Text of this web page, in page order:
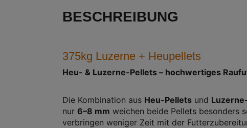
BESCHREIBUNG
375kg Luzerne + Heupellets
Heu- & Luzerne-Pellets – hochwertiges
Die Kombination aus Heu-Pellets und
nur 6–8 mm weichen beide Pellets besonders
verbringen weniger Zeit mit der